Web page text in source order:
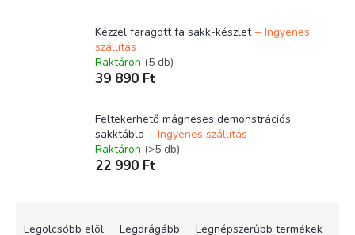
Kézzel faragott fa sakk-készlet + Ingyenes
szállítás
Raktáron (5 db)
39 890 Ft
Feltekerhető mágneses demonstrációs
sakktábla + Ingyenes szállítás
Raktáron (>5 db)
22 990 Ft
Legolcsóbb elöl Legdrágább Legnépszerűbb termékek